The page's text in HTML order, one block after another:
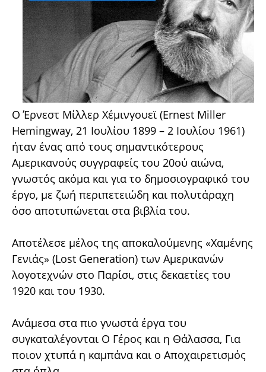
O Έρνεστ Μίλλερ Χέμινγουεϊ (Ernest Miller
Hemingway, 21 Ιουλίου 1899 – 2 Ιουλίου 1961)
ήταν ένας από τους σημαντικότερους
Αμερικανούς συγγραφείς του 20ού αιώνα,
γνωστός ακόμα και για το δημοσιογραφικό του
έργο, με ζωή περιπετειώδη και πολυτάραχη
όσο αποτυπώνεται στα βιβλία του.
Αποτέλεσε μέλος της αποκαλούμενης «Χαμένης
Γενιάς» (Lost Generation) των Αμερικανών
λογοτεχνών στο Παρίσι, στις δεκαετίες του
1920 και του 1930.
Ανάμεσα στα πιο γνωστά έργα του
συγκαταλέγονται Ο Γέρος και η Θάλασσα, Για
ποιον χτυπά η καμπάνα και ο Αποχαιρετισμός